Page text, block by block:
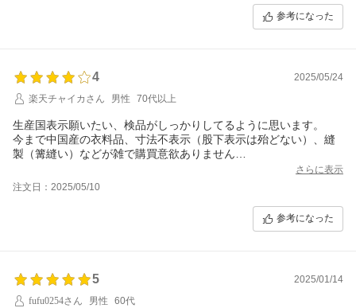
参考になった
4
2025/05/24
楽天チャイカさん
男性 70代以上
生産国表示願いたい、検品がしっかりしてるように思います。
今まで中国産の衣料品、寸法不表示（股下表示は殆どない）、縫
製（篝縫い）などが雑で購買意欲ありません
でしたが、日本人の検品は中国産でも（縫製機械は日本製なは
ず）購入者は納得できると思います。
さらに表示
注文日：2025/05/10
参考になった
5
2025/01/14
fufu0254さん
男性 60代